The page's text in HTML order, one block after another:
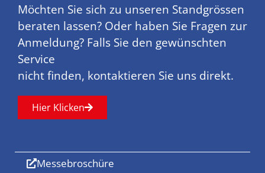
Möchten Sie sich zu unseren Standgrössen
beraten lassen? Oder haben Sie Fragen zur
Anmeldung? Falls Sie den gewünschten
Service
nicht finden, kontaktieren Sie uns direkt.
Hier Klicken
Messebroschüre